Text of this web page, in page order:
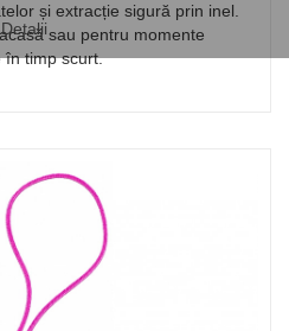
Detalii
și extracție sigură prin inel.
sau pentru momente
în timp scurt.